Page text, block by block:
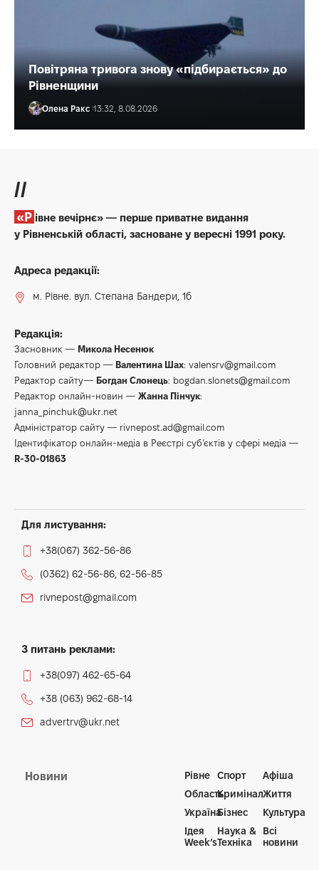
Повітряна тривога знову «підбирається» до
Рівненщини
Олена Ракс 13:32, 8.08.2026
//
«Рівне вечірнє» — перше приватне видання
у Рівненській області, засноване у вересні 1991 року.
Адреса редакції:
м. Рівне. вул. Степана Бандери, 1б
Редакція:
Засновник — Микола Несенюк
Головний редактор — Валентина Шах: valensrv@gmail.com
Редактор сайту— Богдан Слонець: bogdan.slonets@gmail.com
Редактор онлайн-новин — Жанна Пінчук:
janna_pinchuk@ukr.net
Адміністратор сайту — rivnepost.ad@gmail.com
Ідентифікатор онлайн-медіа в Реєстрі суб’єктів у сфері медіа —
R-30-01863
Для листування:
+38(067) 362-56-86
(0362) 62-56-86, 62-56-85
rivnepost@gmail.com
З питань реклами:
+38(097) 462-65-64
+38 (063) 962-68-14
advertrv@ukr.net
Новини
Рівне
Область
Україна
Ідея
Week’s
Спорт
Кримінал
Бізнес
Наука &
Техніка
Афіша
Життя
Культура
Всі
новини